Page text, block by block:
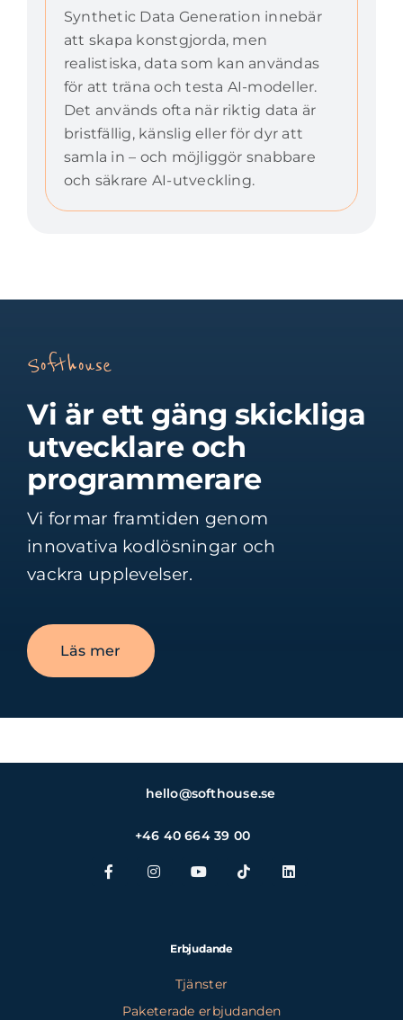
Synthetic Data Generation innebär
att skapa konstgjorda, men
realistiska, data som kan användas
för att träna och testa AI-modeller.
Det används ofta när riktig data är
bristfällig, känslig eller för dyr att
samla in – och möjliggör snabbare
och säkrare AI-utveckling.
Softhouse
Vi är ett gäng skickliga
utvecklare och
programmerare
Vi formar framtiden genom
innovativa kodlösningar och
vackra upplevelser.
Läs mer
hello@softhouse.se
+46 40 664 39 00
Erbjudande
Tjänster
Paketerade erbjudanden